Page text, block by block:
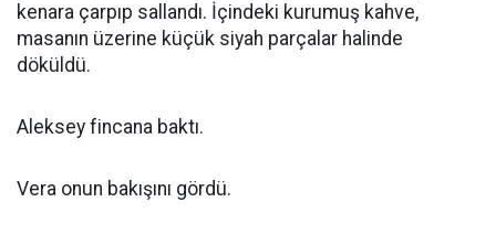
kenara çarpıp sallandı. İçindeki kurumuş kahve,
masanın üzerine küçük siyah parçalar halinde
döküldü.
Aleksey fincana baktı.
Vera onun bakışını gördü.